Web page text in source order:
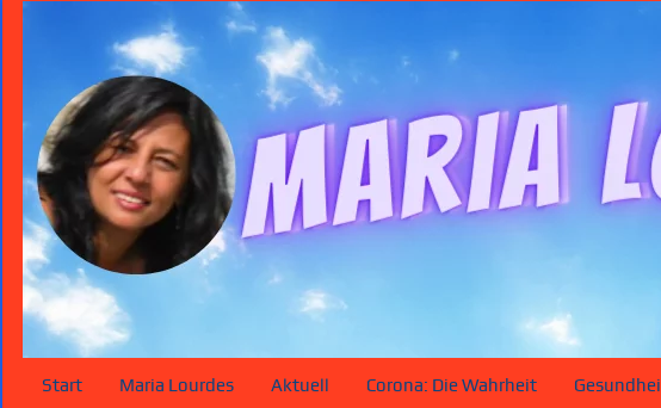
Start Maria Lourdes Aktuell Corona: Die Wahrheit